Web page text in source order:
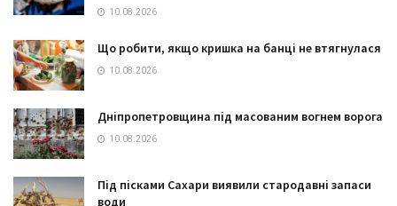
10.08.2026
Що робити, якщо кришка на банці не втягнулася
10.08.2026
Дніпропетровщина під масованим вогнем ворога
10.08.2026
Під пісками Сахари виявили стародавні запаси
води